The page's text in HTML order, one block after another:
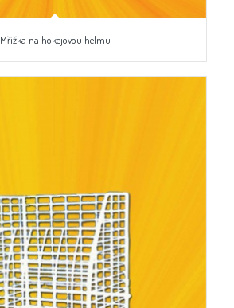
Mřížka na hokejovou helmu